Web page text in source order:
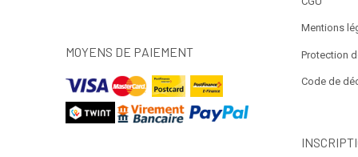
MOYENS DE PAIEMENT
Mentions
Protection
Code de